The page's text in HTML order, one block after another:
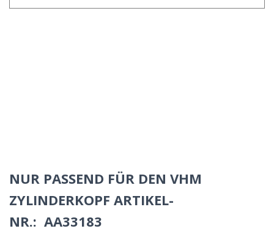
NUR PASSEND FÜR DEN VHM
ZYLINDERKOPF ARTIKEL-
NR.: AA33183